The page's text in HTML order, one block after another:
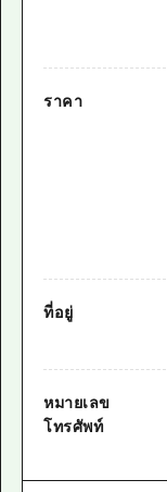
ราคา
ที่อยู่
หมายเลข
โทรศัพท์